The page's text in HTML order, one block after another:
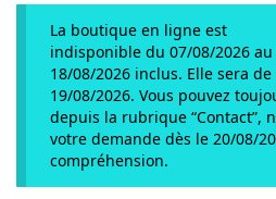
La boutique en ligne est
indisponible du 07/08/2026 au
18/08/2026 inclus. Elle sera
19/08/2026. Vous pouvez
depuis la rubrique “Contact”,
votre demande dès le 20/08/
compréhension.